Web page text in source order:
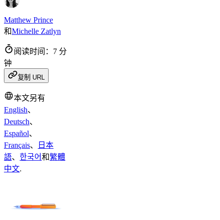
Matthew Prince
和Michelle Zatlyn
阅读时间：7 分
钟
复制 URL
本文另有
English、
Deutsch、
Español、
Français、
日本
語、 한국어和繁體
中文.